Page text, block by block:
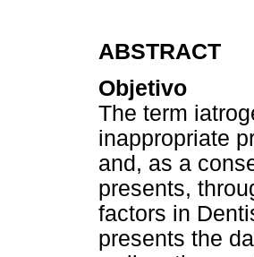
ABSTRACT
Objetivo
The term
inappropriate
and, as a
presents,
factors in
presents the